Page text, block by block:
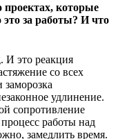
проектах, которые
это за работы? И что
И это реакция
со всех
удлинение.
сопротивление
работы над
замедлить время.